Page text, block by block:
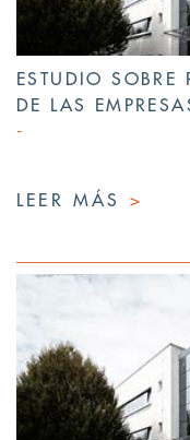
ESTUDIO SOBRE
DE LAS
LEER MÁS >